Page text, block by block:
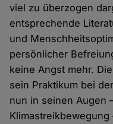
viel zu überzogen
entsprechende
und
persönlicher
keine Angst mehr.
sein Praktikum bei
nun in seinen Augen
Klimastreikbewegung